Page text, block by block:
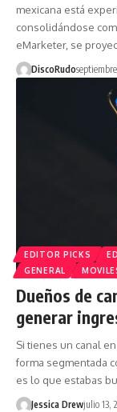
mexicana está
consolidándose
eMarketer, se
DiscoRudo
EDITOR PICKS
GENERAL
Dueños de
generar
Si tienes un canal
forma segmentada
es lo que estabas
Jessica Drewjulio 13,